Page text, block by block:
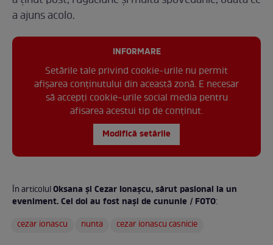
a ajuns acolo.
INFORMARE
Setările tale privind cookie-urile nu permit
afișarea conținutului din această zonă. E necesar
să accepți cookie-urile social media pentru
afisarea acestui tip de conținut.
Modifică setările
În articolulOksana și Cezar Ionașcu, sărut pasional la un
eveniment. Cei doi au fost nași de cununie / FOTO:
cezar ionascu
nunta cezar ionascu casnicie